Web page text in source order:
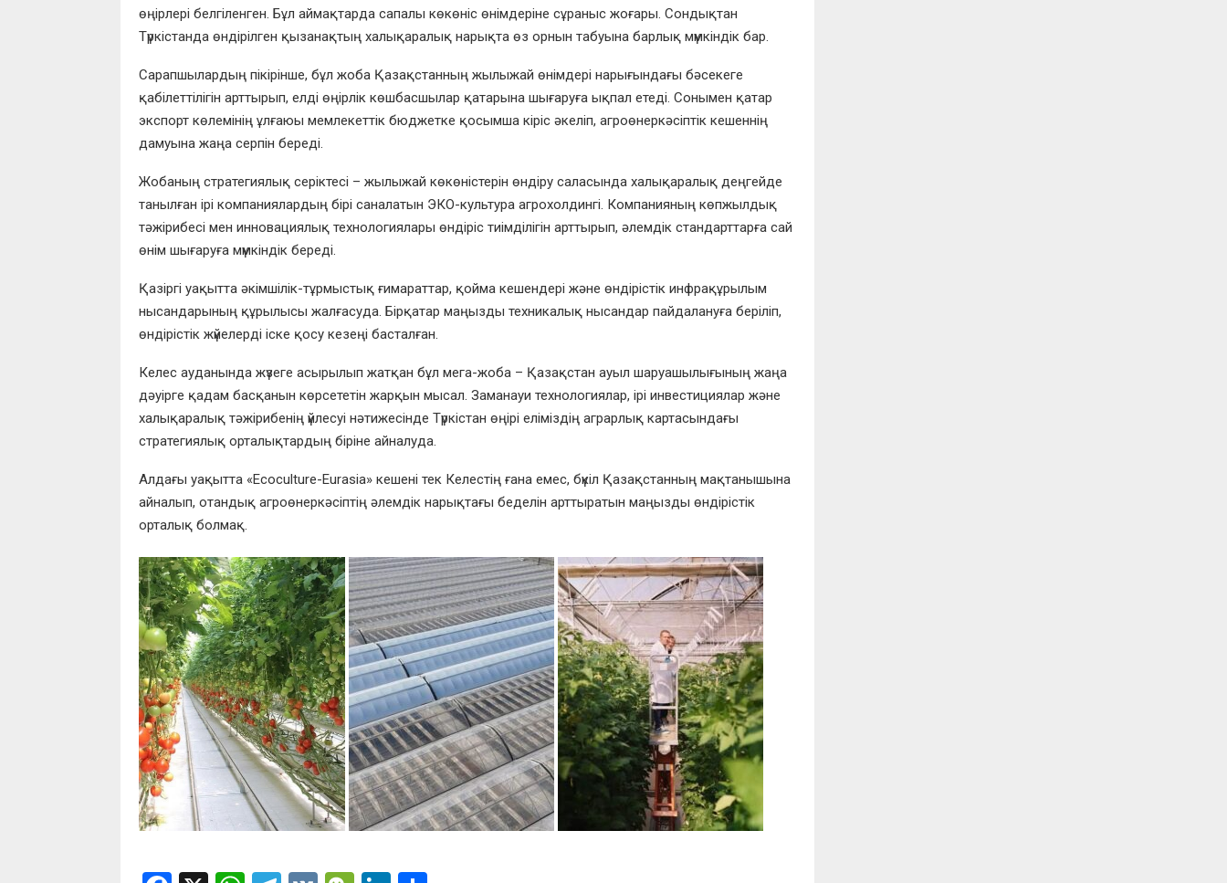
өңірлері белгіленген. Бұл аймақтарда сапалы көкөніс өнімдеріне сұраныс жоғары. Сондықтан
Түркістанда өндірілген қызанақтың халықаралық нарықта өз орнын табуына барлық мүмкіндік бар.
Сарапшылардың пікірінше, бұл жоба Қазақстанның жылыжай өнімдері нарығындағы бәсекеге
қабілеттілігін арттырып, елді өңірлік көшбасшылар қатарына шығаруға ықпал етеді. Сонымен қатар
экспорт көлемінің ұлғаюы мемлекеттік бюджетке қосымша кіріс әкеліп, агроөнеркәсіптік кешеннің
дамуына жаңа серпін береді.
Жобаның стратегиялық серіктесі – жылыжай көкөністерін өндіру саласында халықаралық деңгейде
танылған ірі компаниялардың бірі саналатын ЭКО-культура агрохолдингі. Компанияның көпжылдық
тәжірибесі мен инновациялық технологиялары өндіріс тиімділігін арттырып, әлемдік стандарттарға сай
өнім шығаруға мүмкіндік береді.
Қазіргі уақытта әкімшілік-тұрмыстық ғимараттар, қойма кешендері және өндірістік инфрақұрылым
нысандарының құрылысы жалғасуда. Бірқатар маңызды техникалық нысандар пайдалануға беріліп,
өндірістік жүйелерді іске қосу кезеңі басталған.
Келес ауданында жүзеге асырылып жатқан бұл мега-жоба – Қазақстан ауыл шаруашылығының жаңа
дәуірге қадам басқанын көрсететін жарқын мысал. Заманауи технологиялар, ірі инвестициялар және
халықаралық тәжірибенің үйлесуі нәтижесінде Түркістан өңірі еліміздің аграрлық картасындағы
стратегиялық орталықтардың біріне айналуда.
Алдағы уақытта «Ecoculture-Eurasia» кешені тек Келестің ғана емес, бүкіл Қазақстанның мақтанышына
айналып, отандық агроөнеркәсіптің әлемдік нарықтағы беделін арттыратын маңызды өндірістік
орталық болмақ.